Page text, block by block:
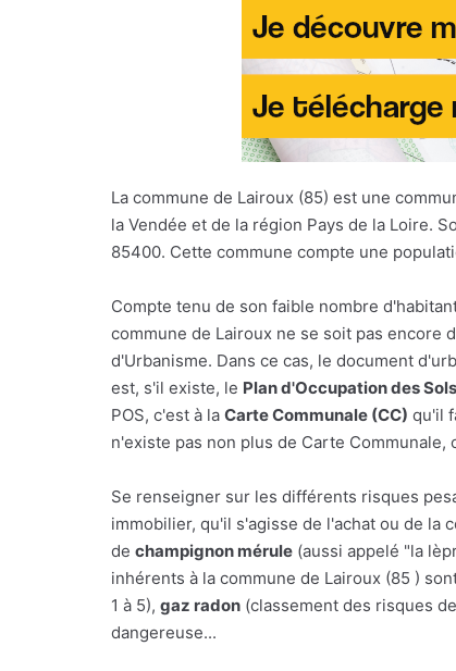
La commune de Lairoux (85) est une
la Vendée et de la région Pays de la Loire.
85400. Cette commune compte une
Compte tenu de son faible nombre
commune de Lairoux ne se soit pas encore
d'Urbanisme. Dans ce cas, le document
est, s'il existe, le Plan d'Occupation des
POS, c'est à la Carte Communale (CC) qu'il
n'existe pas non plus de Carte
Se renseigner sur les différents risques
immobilier, qu'il s'agisse de l'achat ou de
de champignon mérule (aussi appelé "la
inhérents à la commune de Lairoux (85 )
1 à 5), gaz radon (classement des risques
dangereuse...